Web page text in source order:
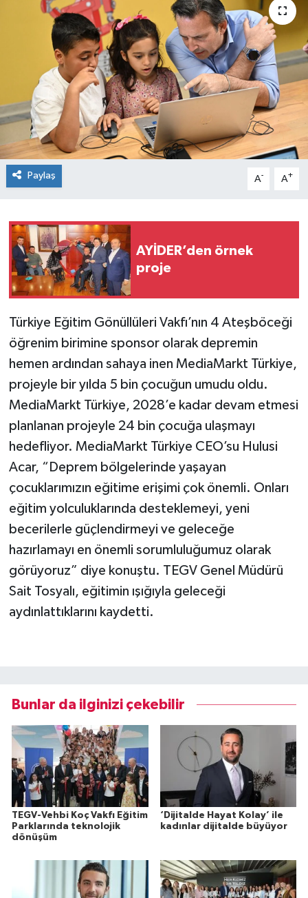
Paylaş A- A+
AYİDER’den örnek
proje
Türkiye Eğitim Gönüllüleri Vakfı’nın 4 Ateşböceği
öğrenim birimine sponsor olarak depremin
hemen ardından sahaya inen MediaMarkt Türkiye,
projeyle bir yılda 5 bin çocuğun umudu oldu.
MediaMarkt Türkiye, 2028’e kadar devam etmesi
planlanan projeyle 24 bin çocuğa ulaşmayı
hedefliyor. MediaMarkt Türkiye CEO’su Hulusi
Acar, “Deprem bölgelerinde yaşayan
çocuklarımızın eğitime erişimi çok önemli. Onları
eğitim yolculuklarında desteklemeyi, yeni
becerilerle güçlendirmeyi ve geleceğe
hazırlamayı en önemli sorumluluğumuz olarak
görüyoruz” diye konuştu. TEGV Genel Müdürü
Sait Tosyalı, eğitimin ışığıyla geleceği
aydınlattıklarını kaydetti.
Bunlar da ilginizi çekebilir
TEGV-Vehbi Koç Vakfı Eğitim
Parklarında teknolojik
dönüşüm
‘Dijitalde Hayat Kolay’ ile
kadınlar dijitalde büyüyor
SÖYLEŞİ
ÜLKE
YAŞAM